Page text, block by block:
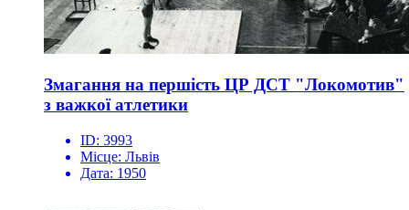
Змагання на першість ЦР ДСТ "Локомотив"
з важкої атлетики
ID: 3993
Місце: Львів
Дата: 1950